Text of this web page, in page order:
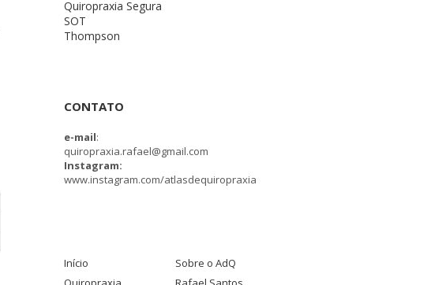
Quiropraxia Segura
SOT
Thompson
CONTATO
e-mail:
quiropraxia.rafael@gmail.com
Instagram:
www.instagram.com/atlasdequiropraxia
Início
Sobre o AdQ